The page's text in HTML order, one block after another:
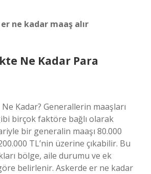
ne kadar maaş alır
Ne Kadar Para
Ne Kadar? Generallerin maaşları
birçok faktöre bağlı olarak
bir generalin maaşı 80.000
TL’nin üzerine çıkabilir. Bu
bölge, aile durumu ve ek
belirlenir. Askerde er ne kadar